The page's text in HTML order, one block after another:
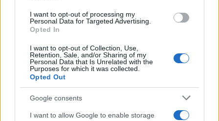
I want to opt-out of processing my
Personal Data for Targeted Advertising.
Opted In
I want to opt-out of Collection, Use,
Retention, Sale, and/or Sharing of my
Personal Data that Is Unrelated with the
Purposes for which it was collected.
Opted Out
Google consents
I want to allow Google to enable storage